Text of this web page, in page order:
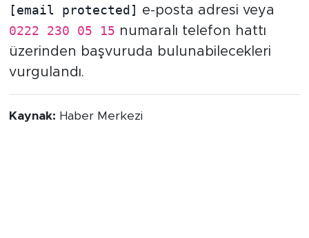
[email protected] e-posta adresi veya
0222 230 05 15 numaralı telefon hattı
üzerinden başvuruda bulunabilecekleri
vurgulandı.
Kaynak: Haber Merkezi